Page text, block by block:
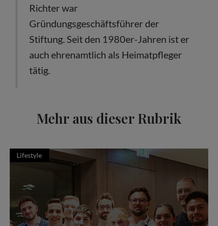
Richter war
Gründungsgeschäftsführer der
Stiftung. Seit den 1980er-Jahren ist er
auch ehrenamtlich als Heimatpfleger
tätig.
Mehr aus dieser Rubrik
Lifestyle